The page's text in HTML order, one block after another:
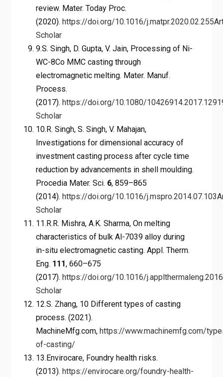
review. Mater. Today Proc.
(2020). https://doi.org/10.1016/j.matpr.2020.02.255
Scholar
9.S. Singh, D. Gupta, V. Jain, Processing of Ni-
WC-8Co MMC casting through
electromagnetic melting. Mater. Manuf.
Process.
(2017). https://doi.org/10.1080/
Scholar
10.R. Singh, S. Singh, V. Mahajan,
Investigations for dimensional accuracy of
investment casting process after cycle time
reduction by advancements in shell moulding.
Procedia Mater. Sci. 6, 859–865
(2014). https://doi.org/10.1016/j.mspro.2014.07.103
Scholar
11.R.R. Mishra, A.K. Sharma, On melting
characteristics of bulk Al-7039 alloy during
in-situ electromagnetic casting. Appl. Therm.
Eng. 111, 660–675
(2017). https://doi.org/10.1016/
Scholar
12.S. Zhang, 10 Different types of casting
process. (2021).
MachineMfg.com, https://www.machinemfg.com/
of-casting/
13.Envirocare, Foundry health risks.
(2013). https://envirocare.org/foundry-health-